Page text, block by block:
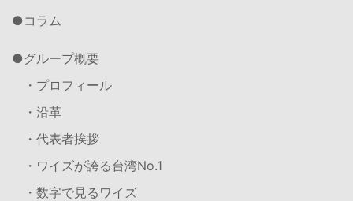
コラム
グループ概要
・プロフィール
・沿革
・代表者挨拶
・ワイズが誇る台湾No.1
・数字で見るワイズ